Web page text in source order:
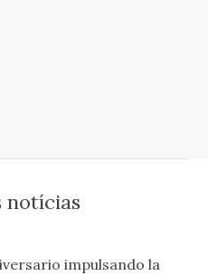
notícias
impulsando la